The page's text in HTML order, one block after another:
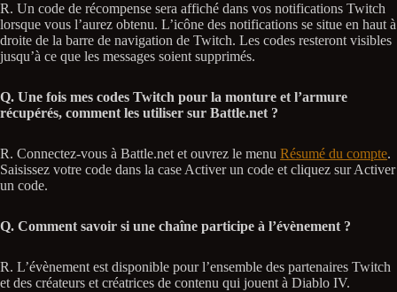
R. Un code de récompense sera affiché dans vos notifications Twitch
lorsque vous l’aurez obtenu. L’icône des notifications se situe en haut à
droite de la barre de navigation de Twitch. Les codes resteront visibles
jusqu’à ce que les messages soient supprimés.
Q. Une fois mes codes Twitch pour la monture et l’armure
récupérés, comment les utiliser sur Battle.net ?
R. Connectez-vous à Battle.net et ouvrez le menu Résumé du compte.
Saisissez votre code dans la case Activer un code et cliquez sur Activer
un code.
Q. Comment savoir si une chaîne participe à l’évènement ?
R. L’évènement est disponible pour l’ensemble des partenaires Twitch
et des créateurs et créatrices de contenu qui jouent à Diablo IV.